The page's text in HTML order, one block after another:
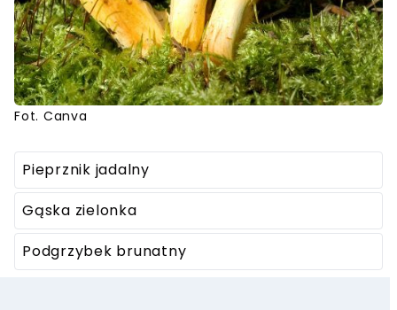
Fot. Canva
Pieprznik jadalny
Gąska zielonka
Podgrzybek brunatny